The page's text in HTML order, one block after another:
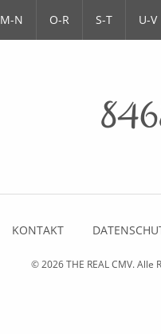
M-N O-R S-T U-V
KONTAKT
© 2026THE REAL CMV. Alle